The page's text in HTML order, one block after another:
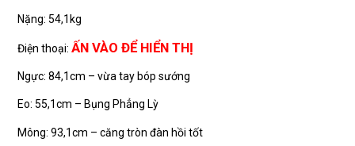
Nặng: 54,1kg
Điện thoại:ẤN VÀO ĐỂ HIỂN THỊ
Ngực: 84,1cm – vừa tay bóp sướng
Eo: 55,1cm – Bụng Phẳng Lỳ
Mông: 93,1cm – căng tròn đàn hồi tốt